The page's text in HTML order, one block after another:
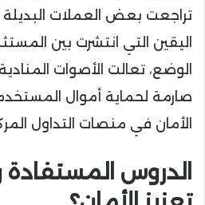
تراجعت بعض العملات
اليقين التي انتشرت بين
الوضع، تعالت الأصوات المنادية
صارمة لحماية أموال
الأمان في منصات التداول
الدروس